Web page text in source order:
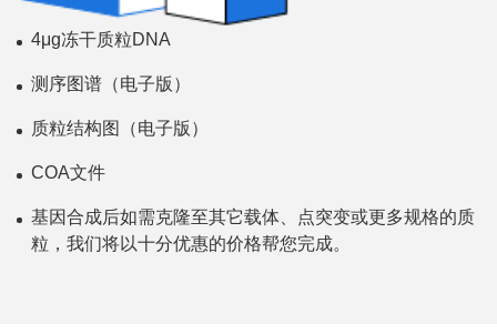
4μg冻干质粒DNA
测序图谱（电子版）
质粒结构图（电子版）
COA文件
基因合成后如需克隆至其它载体、点突变或更多规格的质
粒，我们将以十分优惠的价格帮您完成。